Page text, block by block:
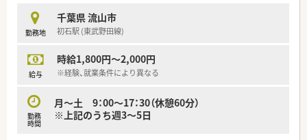
≪おすすめポイント≫
■急性期病院ですが、夜勤当直なく、日勤のみで勤務出来ます！
■職員寮あり、一人暮らしの方必見！
お仕事できママさん薬剤師にもおすすめです！
■離職率が低く、長く働ける環境です！
勤務地
千葉県 流山市
初石駅 (東武野田線)
給与
時給1,800円～2,000円
※経験、就業条件により異なる
勤務
時間
月～土 9：00～17：30（休憩60分）
※上記のうち週3～5日